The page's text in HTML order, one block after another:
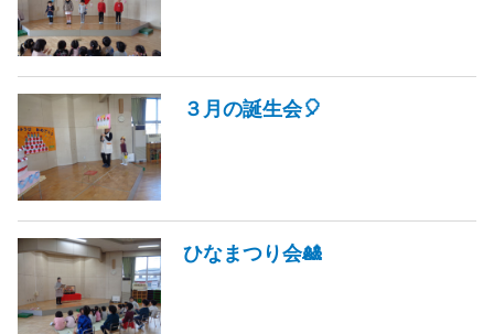
３月の誕生会🎈
ひなまつり会🎎